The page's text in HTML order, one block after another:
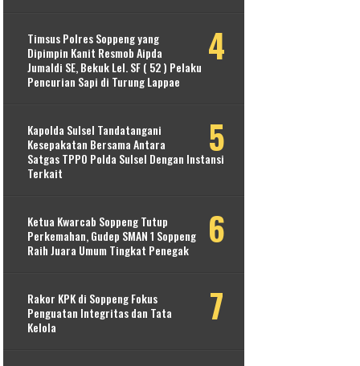
Timsus Polres Soppeng yang
Dipimpin Kanit Resmob Aipda
Jumaldi SE, Bekuk Lel. SF ( 52 ) Pelaku
Pencurian Sapi di Turung Lappae
Kapolda Sulsel Tandatangani
Kesepakatan Bersama Antara
Satgas TPPO Polda Sulsel Dengan Instansi
Terkait
Ketua Kwarcab Soppeng Tutup
Perkemahan, Gudep SMAN 1 Soppeng
Raih Juara Umum Tingkat Penegak
Rakor KPK di Soppeng Fokus
Penguatan Integritas dan Tata
Kelola